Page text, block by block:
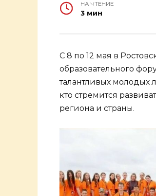
НА ЧТЕНИЕ
3 мин
С 8 по 12 мая в
образовательного
талантливых молодых
кто стремится
региона и страны.